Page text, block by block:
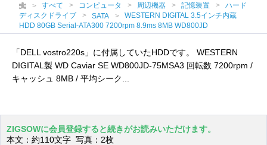
すべて コンピュータ 周辺機器 記憶装置
ハード
ディスクドライブ
SATA
WESTERN DIGITAL 3.5インチ内蔵
HDD 80GB Serial-ATA300 7200rpm 8.9ms 8MB WD800JD
「DELL vostro220s」に付属していたHDDです。 WESTERN
DIGITAL製 WD Caviar SE WD800JD-75MSA3 回転数 7200rpm /
キャッシュ 8MB / 平均シーク...
ZIGSOWに会員登録すると続きがお読みいただけます。
本文：約110文字 写真：2枚